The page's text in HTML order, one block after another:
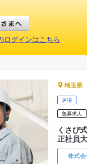
ログインはこちら
埼玉県
足場
急募求人
くさび
正社員
株式